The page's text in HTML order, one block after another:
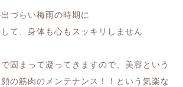
づらい梅雨の時期に
て、身体も心もスッキリしません
固まって凝ってきますので、美容という
の筋肉のメンテナンス！！という気楽な